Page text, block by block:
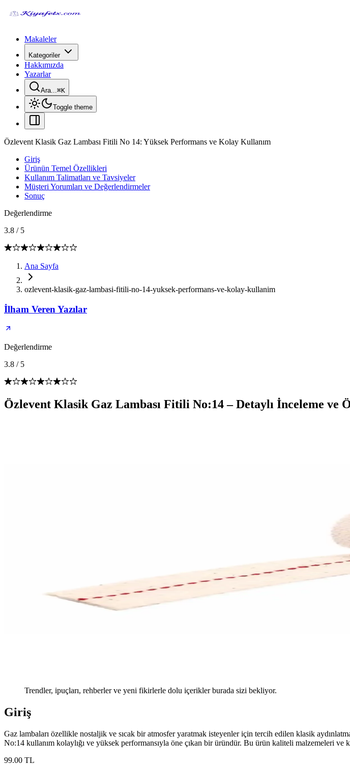
Makaleler
Kategoriler
Hakkımızda
Yazarlar
Ara...⌘K
Toggle theme
Özlevent Klasik Gaz Lambası Fitili No 14: Yüksek Performans ve Kolay Kullanım
Giriş
Ürünün Temel Özellikleri
Kullanım Talimatları ve Tavsiyeler
Müşteri Yorumları ve Değerlendirmeler
Sonuç
Değerlendirme
3.8 / 5
Ana Sayfa
ozlevent-klasik-gaz-lambasi-fitili-no-14-yuksek-performans-ve-kolay-kullanim
İlham Veren Yazılar
Değerlendirme
3.8 / 5
Özlevent Klasik Gaz Lambası Fitili No:14 – Detaylı İnceleme ve
Trendler, ipuçları, rehberler ve yeni fikirlerle dolu içerikler burada sizi bekliyor.
Giriş
Gaz lambaları özellikle nostaljik ve sıcak bir atmosfer yaratmak isteyenler için tercih edilen klasik
No:14 kullanım kolaylığı ve yüksek performansıyla öne çıkan bir üründür. Bu ürün kaliteli malzemeleri ve
99.00 TL